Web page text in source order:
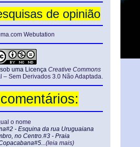
de opinião
Webutation
uma Licença Creative Commons
– Sem Derivados 3.0 Não Adaptada.
o nome
- Esquina da rua Uruguaiana
no Centro.#3 - Praia
(leia mais)